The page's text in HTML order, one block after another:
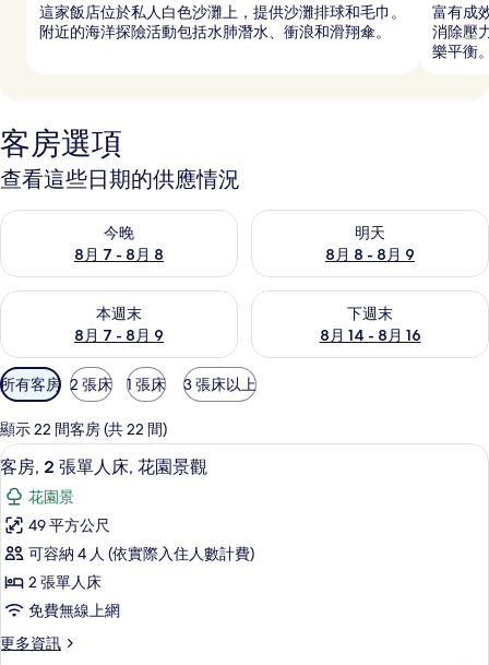
這家飯店位於私人白色沙灘上，提供沙灘排球和毛巾。
附近的海洋探險活動包括水肺潛水、衝浪和滑翔傘。
富有成
消除壓
樂平衡
客房選項
查看這些日期的供應情況
今晚
8月 7 - 8月 8
查看今晚 (8月 7 - 8月 8) 的供應情況
明天
8月 8 - 8月 9
查看明天 (8月 8 - 8月 9) 的供
本週末
8月 7 - 8月 9
查看本週末 (8月 7 - 8月 9) 的供應情況
下週末
8月 14 - 8月 16
查看下週末 (8月 14 - 8月 16)
可
用
的
客
房
篩
選
條
所有客房 2 張床 1 張床 3 張床以上
顯示 22 間客房 (共 22 間)
顯
示
客
房,
2
張
單
人
1 間臥室、迷你吧、客房內保險箱、書
8
客房, 2 張單人床, 花園景觀
花園景
49 平方公尺
可容納 4 人 (依實際入住人數計費)
2 張單人床
免費無線上網
更多資訊
更